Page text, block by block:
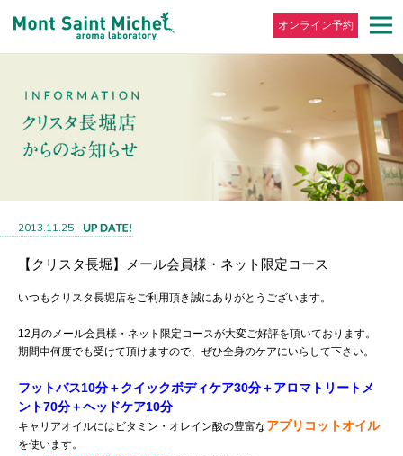
オンライン予約
2013.11.25
【クリスタ長堀】メール会員様・ネット限定コース
いつもクリスタ長堀店をご利用頂き誠にありがとうございます。
12月のメール会員様・ネット限定コースが大変ご好評を頂いております。
期間中何度でも受けて頂けますので、ぜひ全身のケアにいらして下さい。
フットバス10分＋クイックボディケア30分＋アロマトリートメ
ント70分＋ヘッドケア10分
キャリアオイルにはビタミン・オレイン酸の豊富なアプリコットオイル
を使います。